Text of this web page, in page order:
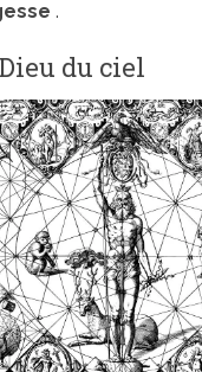
.
du ciel